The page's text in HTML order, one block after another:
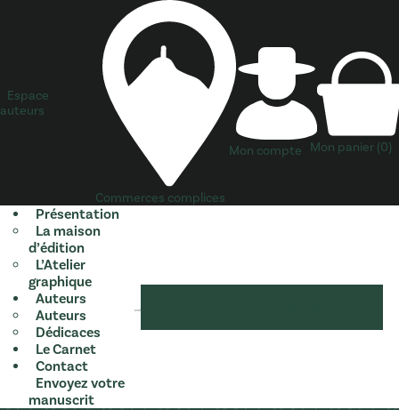
Espace
auteurs
Commerces complices
Mon compte Mon panier (0)
Présentation
La maison
d’édition
L’Atelier
graphique
Auteurs
Auteurs
Dédicaces
Le Carnet
Contact
Envoyez votre
manuscrit
*
Nom*
E-mail*
Site web
Enregistrer mon nom, mon e-mail et mon site